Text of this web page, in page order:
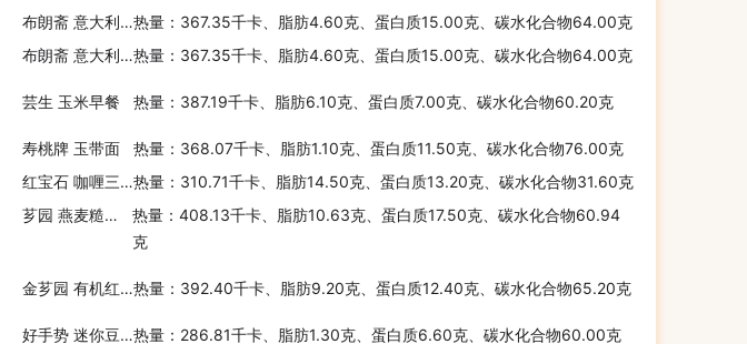
布朗斋 意大利面(螺旋形)热量：367.35千卡、脂肪4.60克、蛋白质15.00克、碳水化合物64.00克
布朗斋 意大利面(长条形)热量：367.35千卡、脂肪4.60克、蛋白质15.00克、碳水化合物64.00克
芸生 玉米早餐 热量：387.19千卡、脂肪6.10克、蛋白质7.00克、碳水化合物60.20克
寿桃牌 玉带面
热量：368.07千卡、脂肪1.10克、蛋白质11.50克、碳水化合物76.00克
红宝石 咖喱三角面包热量：310.71千卡、脂肪14.50克、蛋白质13.20克、碳水化合物31.60克
芗园 燕麦糙米纤维饮
热量：408.13千卡、脂肪10.63克、蛋白质17.50克、碳水化合物60.94
克
金芗园 有机红薏仁燕麦热量：392.40千卡、脂肪9.20克、蛋白质12.40克、碳水化合物65.20克
好手势 迷你豆沙包热量：286.81千卡、脂肪1.30克、蛋白质6.60克、碳水化合物60.00克